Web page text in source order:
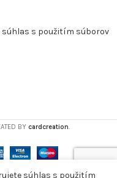
s použitím súborov
BY cardcreation.
súhlas s použitím